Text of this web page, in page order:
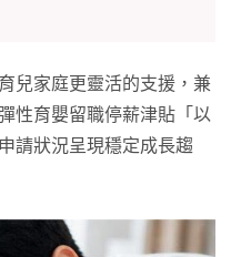
兒家庭更靈活的支援，兼
性育嬰留職停薪津貼「以
請狀況呈現穩定成長趨